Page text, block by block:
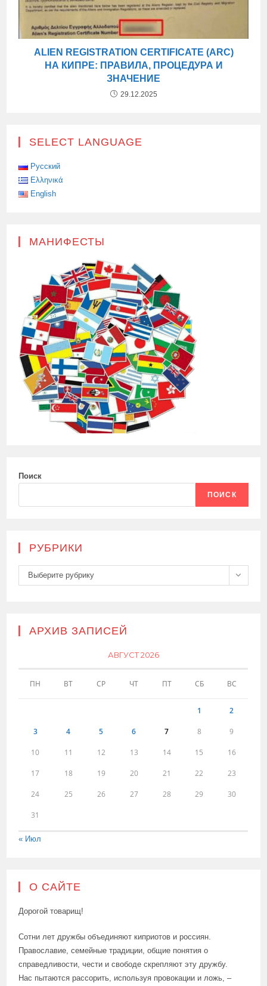
ALIEN REGISTRATION CERTIFICATE (ARC)
НА КИПРЕ: ПРАВИЛА, ПРОЦЕДУРА И
ЗНАЧЕНИЕ
29.12.2025
SELECT LANGUAGE
Русский
Ελληνικά
English
МАНИФЕСТЫ
Поиск
ПОИСК
РУБРИКИ
Рубрики
Выберите рубрику
АРХИВ ЗАПИСЕЙ
АВГУСТ 2026
ПН ВТ СР ЧТ ПТ СБ ВС
1 2
3 4 5 6 7 8 9
10 11 12 13 14 15 16
17 18 19 20 21 22 23
24 25 26 27 28 29 30
31
« Июл
О САЙТЕ
Дорогой товарищ!
Сотни лет дружбы объединяют киприотов и россиян.
Православие, семейные традиции, общие понятия о
справедливости, чести и свободе скрепляют эту дружбу.
Нас пытаются рассорить, используя провокации и ложь, –